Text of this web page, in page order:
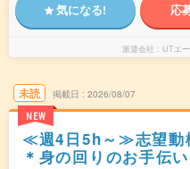
気になる! 応
派遣会社 UTエ
未読
NEW
掲載日 2026/08/07
≪週4日5h～≫志望動
＊身の回りのお手伝い